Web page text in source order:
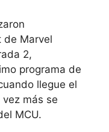
de Marvel
2,
programa de
llegue el
más se
MCU.